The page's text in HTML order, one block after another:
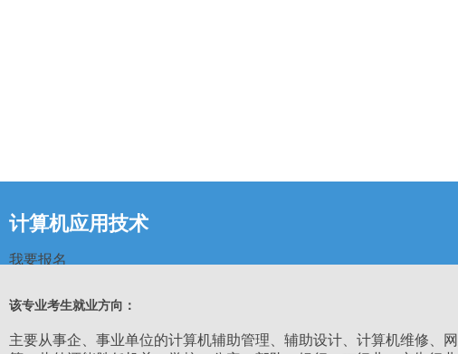
计算机应用技术
我要报名
该专业考生就业方向：
主要从事企、事业单位的计算机辅助管理、辅助设计、计算机维修、